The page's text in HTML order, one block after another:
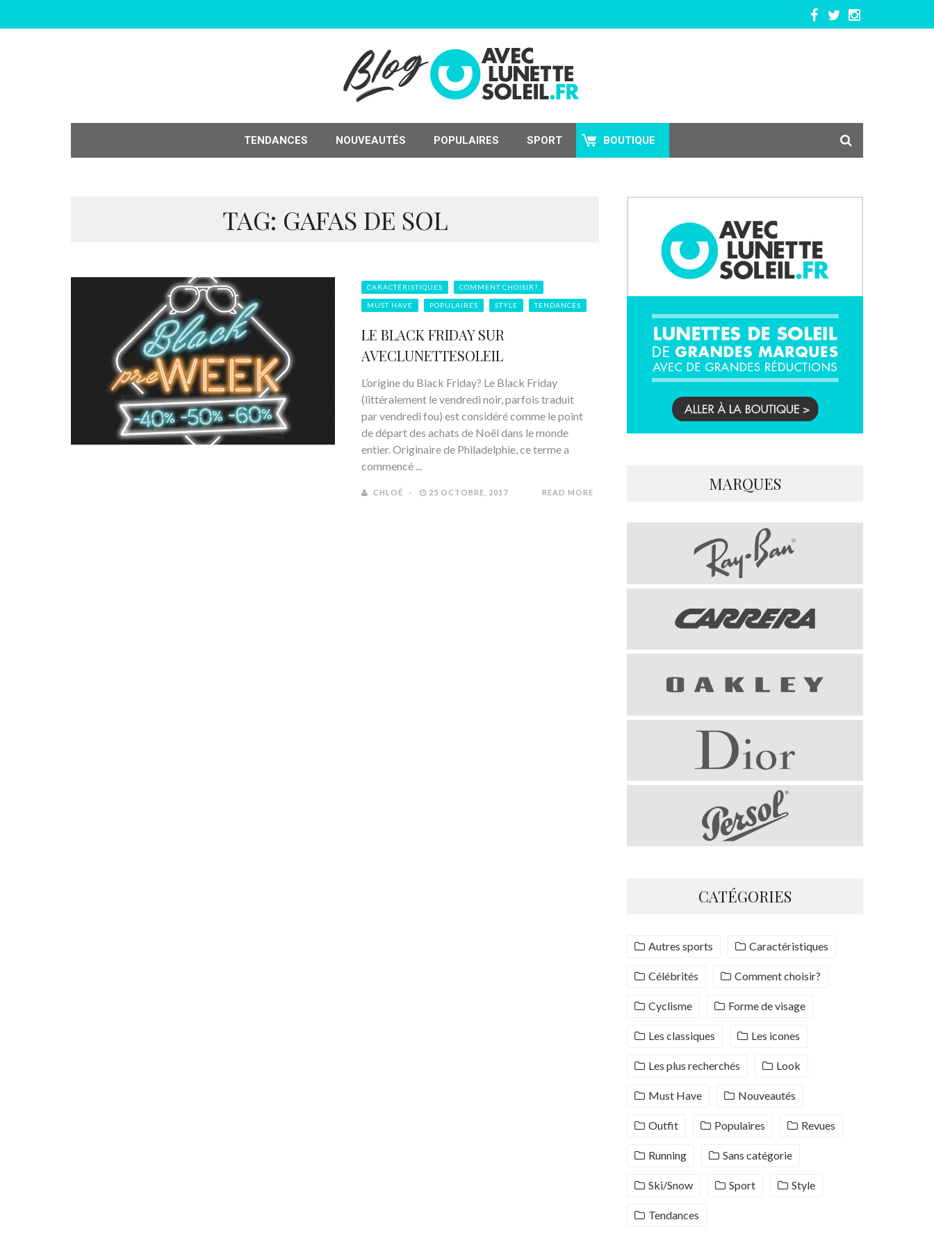
TENDANCES NOUVEAUTÉS POPULAIRES SPORT BOUTIQUE
TAG: GAFAS DE SOL
CARACTÉRISTIQUES COMMENT CHOISIR?
MUST HAVE POPULAIRES STYLE TENDANCES
LE BLACK FRIDAY SUR
AVECLUNETTESOLEIL
L’origine du Black Friday? Le Black Friday
(littéralement le vendredi noir, parfois traduit
par vendredi fou) est considéré comme le point
de départ des achats de Noël dans le monde
entier. Originaire de Philadelphie, ce terme a
commencé ...
CHLOÉ 25 OCTOBRE, 2017 READ MORE MARQUES
CATÉGORIES
Autres sports Caractéristiques
Célébrités Comment choisir?
Cyclisme Forme de visage
Les classiques Les icones
Les plus recherchés Look
Must Have Nouveautés
Outfit Populaires Revues
Running Sans catégorie
Ski/Snow Sport Style
Tendances